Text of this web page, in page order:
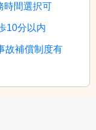
時間選択可
10分以内
故補償制度有